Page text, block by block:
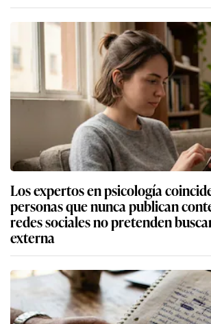
Los expertos en psicología
personas que nunca publican
redes sociales no pretenden
externa